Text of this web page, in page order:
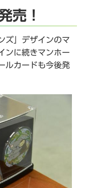
売！
ズ」デザインのマ
ンに続きマンホー
ルカードも今後発